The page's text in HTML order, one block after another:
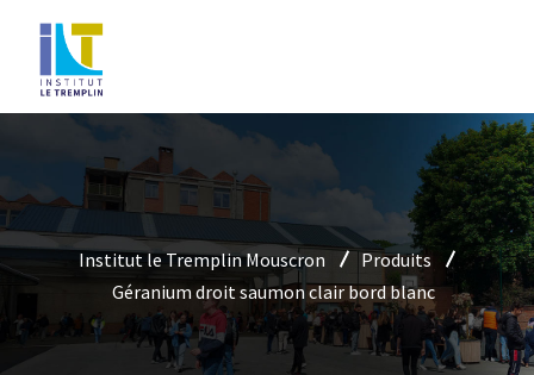
Institut le Tremplin Mouscron
Produits
Géranium droit saumon clair bord blanc